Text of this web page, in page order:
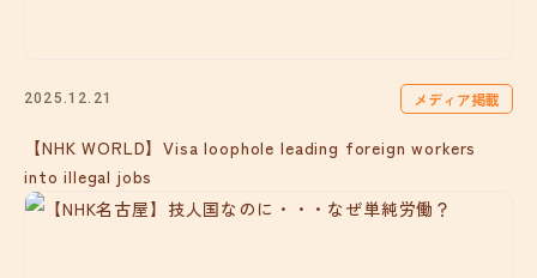
2025.12.21 メディア掲載
【NHK WORLD】Visa loophole leading foreign workers
into illegal jobs